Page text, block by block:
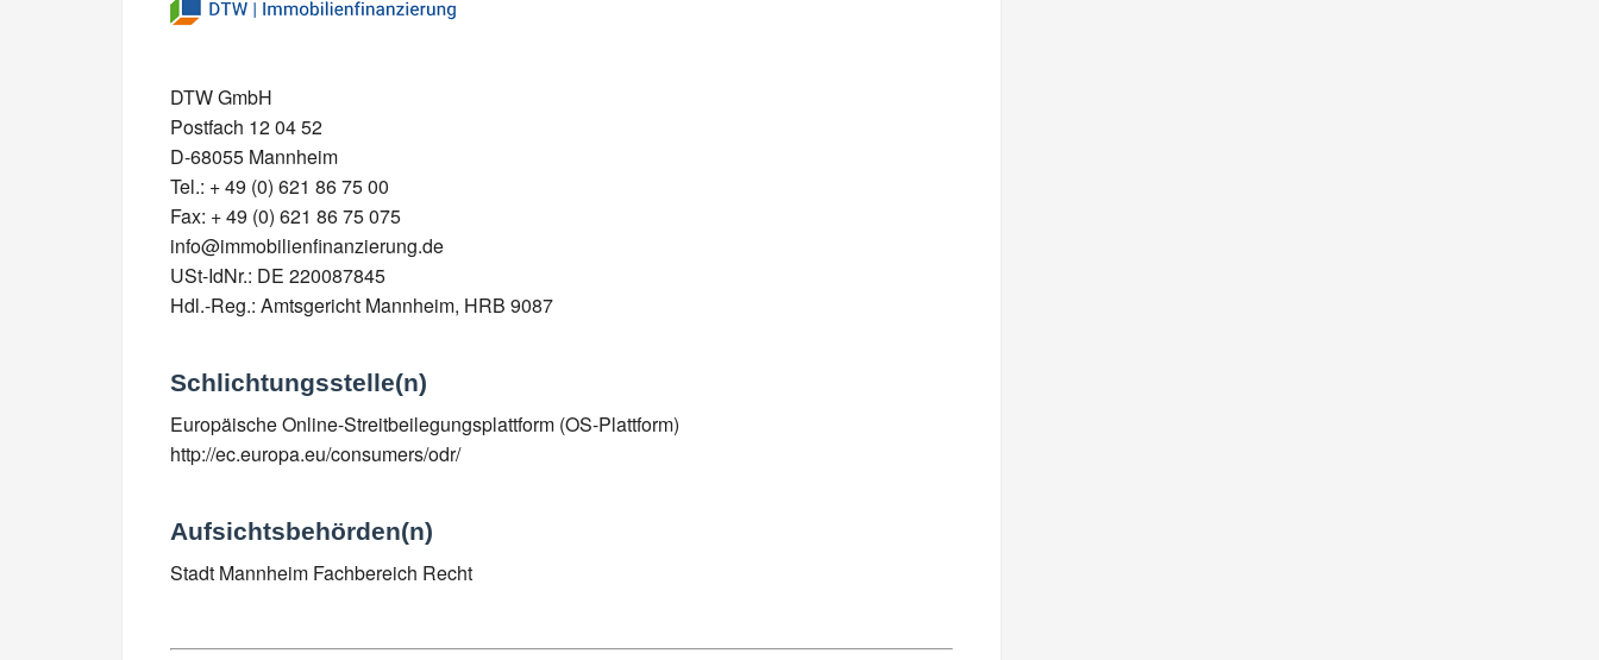
DTW GmbH
Postfach 12 04 52
D-68055 Mannheim
Tel.: + 49 (0) 621 86 75 00
Fax: + 49 (0) 621 86 75 075
info@immobilienfinanzierung.de
USt-IdNr.: DE 220087845
Hdl.-Reg.: Amtsgericht Mannheim, HRB 9087
Schlichtungsstelle(n)
Europäische Online-Streitbeilegungsplattform (OS-Plattform)
http://ec.europa.eu/consumers/odr/
Aufsichtsbehörden(n)
Stadt Mannheim Fachbereich Recht